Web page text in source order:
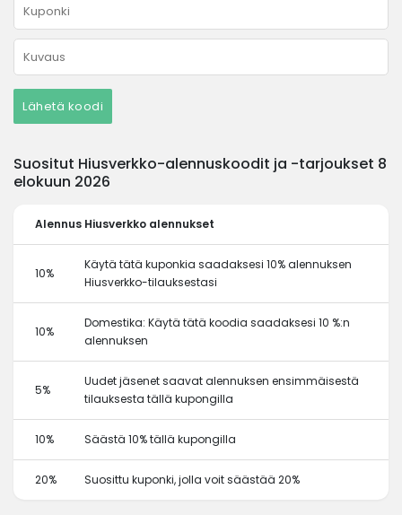
Lähetä koodi
Suositut Hiusverkko-alennuskoodit ja -tarjoukset 8
elokuun 2026
Alennus Hiusverkko alennukset
10%
Käytä tätä kuponkia saadaksesi 10% alennuksen
Hiusverkko-tilauksestasi
10%
Domestika: Käytä tätä koodia saadaksesi 10 %:n
alennuksen
5%
Uudet jäsenet saavat alennuksen ensimmäisestä
tilauksesta tällä kupongilla
10% Säästä 10% tällä kupongilla
20% Suosittu kuponki, jolla voit säästää 20%